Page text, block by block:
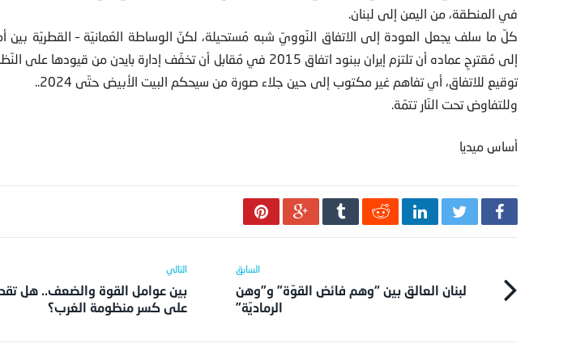
في المنطقة، من اليمن إلى لبنان.
كلّ ما سلف يجعل العودة إلى الاتفاق النّوويّ شبه مُستحيلة، لكنّ الوساطة العُمانيّة – القطريّة بين
إلى مُقترحٍ عماده أن تلتزم إيران ببنود اتفاق 2015 في مُقابل أن تخفّف إدارة بايدن من
توقيع للاتفاق، أي تفاهم غير مكتوب إلى حين جلاء صورة من سيحكم البيت الأبيض حتّى 2024..
وللتفاوض تحت النّار تتمّة.
أساس ميديا
لبنان العالق بين “وهم فائض القوّة” و”وهن
الرماديّة”
بين عوامل القوة والضعف.. هل
على كسر منظومة الغرب؟